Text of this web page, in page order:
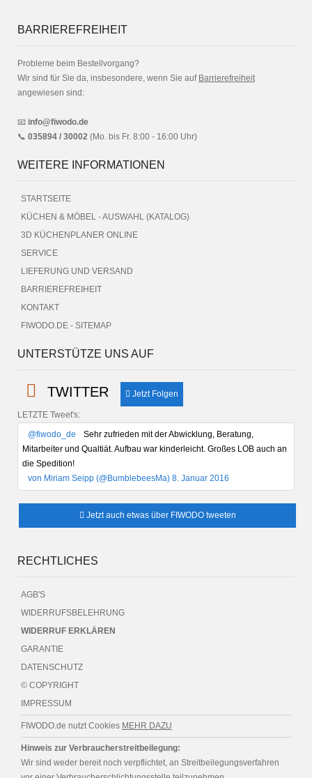
BARRIEREFREIHEIT
Probleme beim Bestellvorgang?
Wir sind für Sie da, insbesondere, wenn Sie auf Barrierefreiheit
angewiesen sind:
📧 info@fiwodo.de
📞 035894 / 30002 (Mo. bis Fr. 8:00 - 16:00 Uhr)
WEITERE INFORMATIONEN
STARTSEITE
KÜCHEN & MÖBEL - AUSWAHL (KATALOG)
3D KÜCHENPLANER ONLINE
SERVICE
LIEFERUNG UND VERSAND
BARRIEREFREIHEIT
KONTAKT
FIWODO.DE - SITEMAP
UNTERSTÜTZE UNS AUF
TWITTER Jetzt Folgen
LETZTE Tweet's:
@fiwodo_de
Sehr zufrieden mit der Abwicklung, Beratung,
Mitarbeiter und Qualtiät. Aufbau war kinderleicht. Großes LOB auch an
die Spedition!
von Miriam Seipp (@BumblebeesMa) 8. Januar 2016
Jetzt auch etwas über FIWODO tweeten
RECHTLICHES
AGB'S
WIDERRUFSBELEHRUNG
WIDERRUF ERKLÄREN
GARANTIE
DATENSCHUTZ
© COPYRIGHT
IMPRESSUM
FIWODO.de nutzt Cookies MEHR DAZU
Hinweis zur Verbraucherstreitbeilegung:
Wir sind weder bereit noch verpflichtet, an Streitbeilegungsverfahren